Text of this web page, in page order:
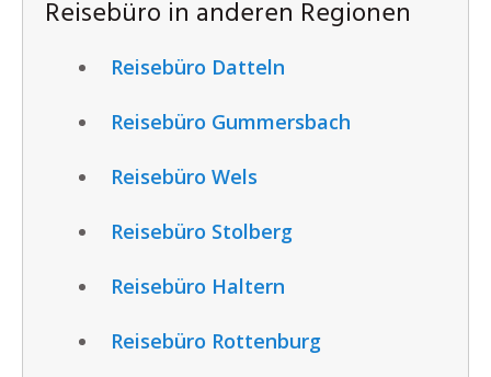
Reisebüro in anderen Regionen
Reisebüro Datteln
Reisebüro Gummersbach
Reisebüro Wels
Reisebüro Stolberg
Reisebüro Haltern
Reisebüro Rottenburg